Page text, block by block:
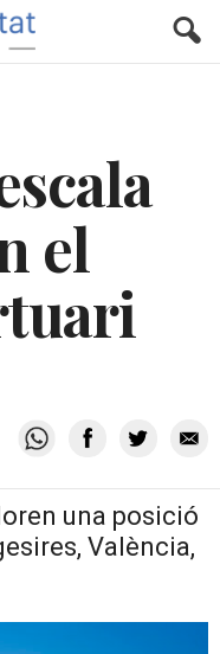
el
una posició
València,